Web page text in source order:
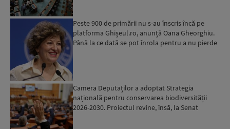
Peste 900 de primării nu s-au înscris încă pe
platforma Ghișeul.ro, anunță Oana Gheorghiu.
Până la ce dată se pot înrola pentru a nu pierde
Camera Deputaților a adoptat Strategia
națională pentru conservarea biodiversității
2026-2030. Proiectul revine, însă, la Senat